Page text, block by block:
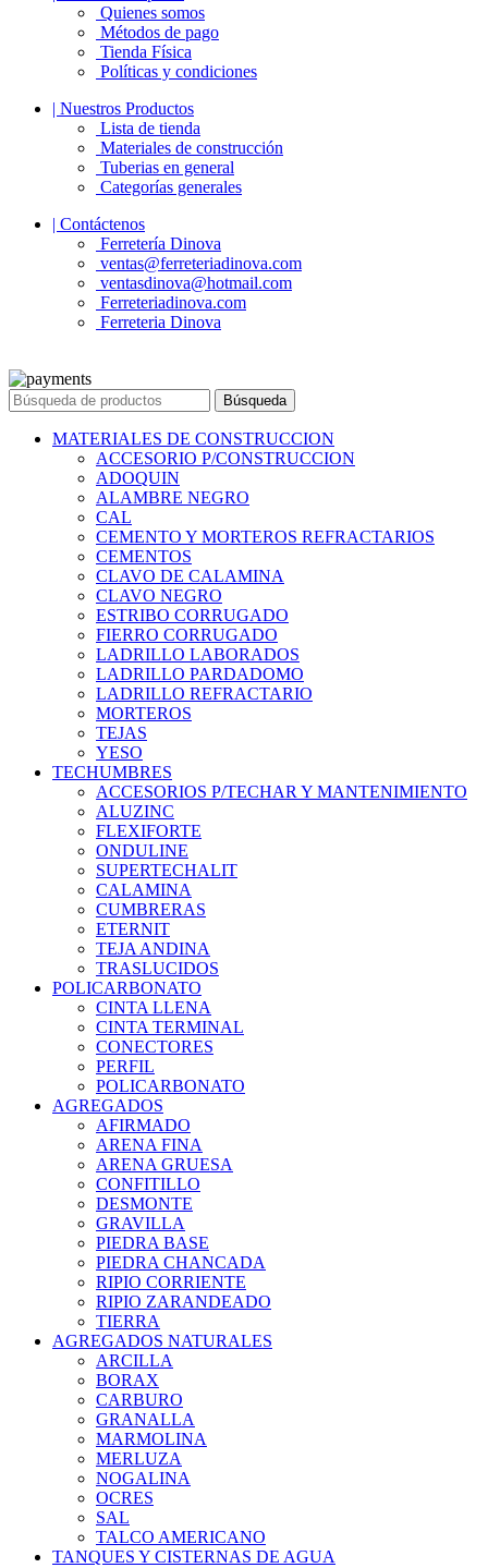
Quienes somos
Métodos de pago
Tienda Física
Políticas y condiciones
| Nuestros Productos
Lista de tienda
Materiales de construcción
Tuberias en general
Categorías generales
| Contáctenos
Ferretería Dinova
ventas@ferreteriadinova.com
ventasdinova@hotmail.com
Ferreteriadinova.com
Ferreteria Dinova
Búsqueda
MATERIALES DE CONSTRUCCION
ACCESORIO P/CONSTRUCCION
ADOQUIN
ALAMBRE NEGRO
CAL
CEMENTO Y MORTEROS REFRACTARIOS
CEMENTOS
CLAVO DE CALAMINA
CLAVO NEGRO
ESTRIBO CORRUGADO
FIERRO CORRUGADO
LADRILLO LABORADOS
LADRILLO PARDADOMO
LADRILLO REFRACTARIO
MORTEROS
TEJAS
YESO
TECHUMBRES
ACCESORIOS P/TECHAR Y MANTENIMIENTO
ALUZINC
FLEXIFORTE
ONDULINE
SUPERTECHALIT
CALAMINA
CUMBRERAS
ETERNIT
TEJA ANDINA
TRASLUCIDOS
POLICARBONATO
CINTA LLENA
CINTA TERMINAL
CONECTORES
PERFIL
POLICARBONATO
AGREGADOS
AFIRMADO
ARENA FINA
ARENA GRUESA
CONFITILLO
DESMONTE
GRAVILLA
PIEDRA BASE
PIEDRA CHANCADA
RIPIO CORRIENTE
RIPIO ZARANDEADO
TIERRA
AGREGADOS NATURALES
ARCILLA
BORAX
CARBURO
GRANALLA
MARMOLINA
MERLUZA
NOGALINA
OCRES
SAL
TALCO AMERICANO
TANQUES Y CISTERNAS DE AGUA